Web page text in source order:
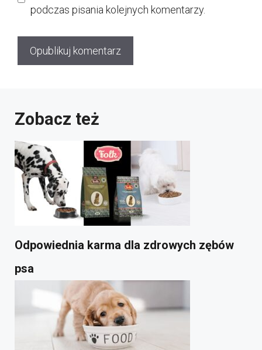
podczas pisania kolejnych komentarzy.
Zobacz też
Odpowiednia karma dla zdrowych zębów
psa